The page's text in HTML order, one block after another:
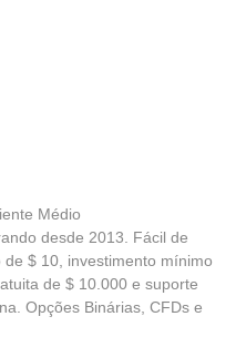
Médio
desde 2013. Fácil de
$ 10, investimento mínimo
de $ 10.000 e suporte
Opções Binárias, CFDs e